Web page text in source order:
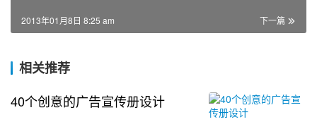
下一篇
2013年01月8日 8:25 am
相关推荐
40个创意的广告宣传册设计